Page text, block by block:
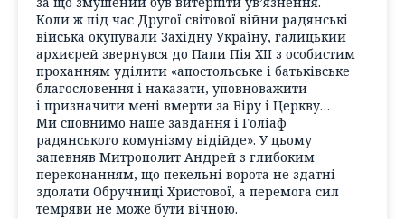
Коли ж під час Другої світової війни радянські
війська окупували Західну Україну, галицький
архиєрей звернувся до Папи Пія XII з особистим
проханням уділити «апостольське і батьківське
благословення і наказати, уповноважити
і призначити мені вмерти за Віру і Церкву…
Ми сповнимо наше завдання і Голіаф
радянського комунізму відійде». У цьому
запевняв Митрополит Андрей з глибоким
переконанням, що пекельні ворота не здатні
здолати Обручниці Христової, а перемога сил
темряви не може бути вічною.